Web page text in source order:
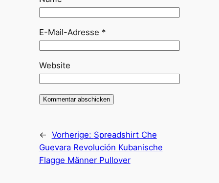
E-Mail-Adresse *
Website
← Vorherige: Spreadshirt Che
Guevara Revolución Kubanische
Flagge Männer Pullover